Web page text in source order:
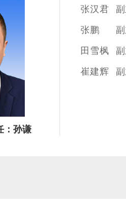
：孙谦
张汉君
张鹏
田雪枫
崔建辉